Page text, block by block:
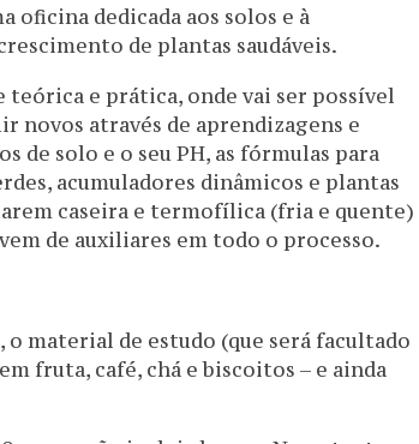
oficina dedicada aos solos e à
de plantas saudáveis.
e prática, onde vai ser possível
novos através de aprendizagens e
de solo e o seu PH, as fórmulas para
acumuladores dinâmicos e plantas
caseira e termofílica (fria e quente)
de auxiliares em todo o processo.
material de estudo (que será facultado
fruta, café, chá e biscoitos – e ainda